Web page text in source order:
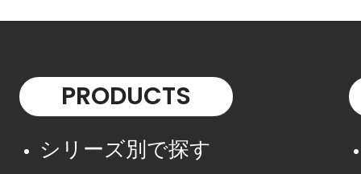
PRODUCTS
シリーズ別で探す